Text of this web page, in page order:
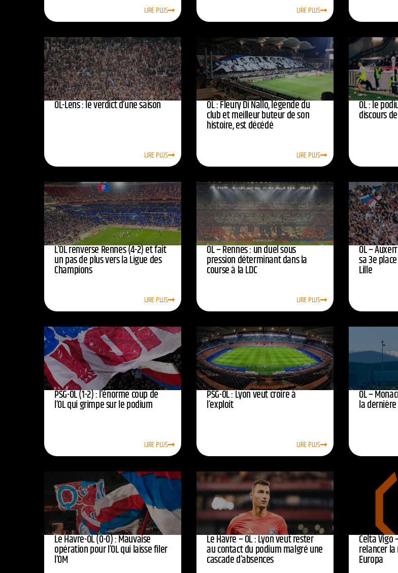
LIRE PLUS LIRE PLUS
OL-Lens : le verdict d’une saison
LIRE PLUS
OL : Fleury Di Nallo, légende du
club et meilleur buteur de son
histoire, est décédé
LIRE PLUS
OL : le
discours
L’OL renverse Rennes (4-2) et fait
un pas de plus vers la Ligue des
Champions
LIRE PLUS
OL – Rennes : un duel sous
pression déterminant dans la
course à la LDC
LIRE PLUS
OL –
sa 3e
Lille
PSG-OL (1-2) : l’énorme coup de
l’OL qui grimpe sur le podium
LIRE PLUS
PSG-OL : Lyon veut croire à
l’exploit
LIRE PLUS
OL –
la
Le Havre-OL (0-0) : Mauvaise
opération pour l’OL qui laisse filer
l’OM
Le Havre – OL : Lyon veut rester
au contact du podium malgré une
cascade d’absences
Celta Vigo
relancer
Europa